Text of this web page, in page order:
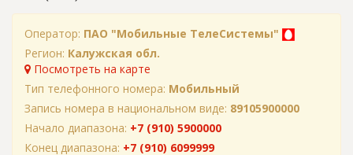
Оператор: ПАО "Мобильные ТелеСистемы"
Регион: Калужская обл.
Посмотреть на карте
Тип телефонного номера: Мобильный
Запись номера в национальном виде: 89105900000
Начало диапазона: +7 (910) 5900000
Конец диапазона: +7 (910) 6099999